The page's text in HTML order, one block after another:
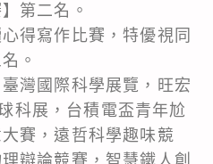
第二名。
得寫作比賽，特優視同
。
灣國際科學展覽，旺宏
科展，台積電盃青年尬
賽，遠哲科學趣味競
辯論競賽，智慧鐵人創